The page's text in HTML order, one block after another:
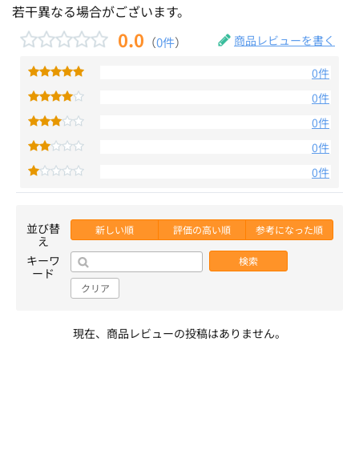
若干異なる場合がございます。
0.0 （0件） 商品レビューを書く
0件
0件
0件
0件
0件
並び替
え
新しい順 評価の高い順 参考になった順
キーワ
ード
検索
クリア
現在、商品レビューの投稿はありません。